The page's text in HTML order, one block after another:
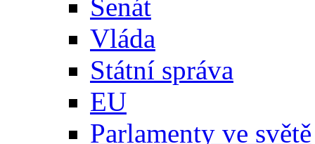
Senát
Vláda
Státní správa
EU
Parlamenty ve světě